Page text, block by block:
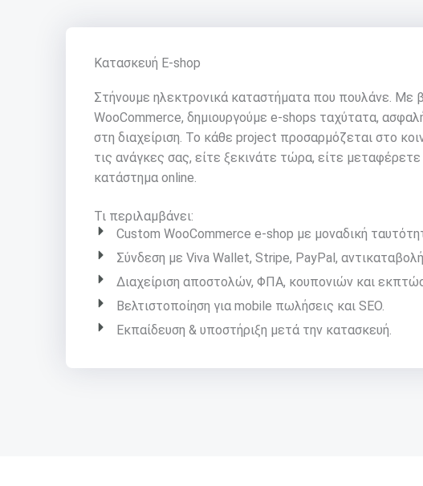
Κατασκευή E-shop
Στήνουμε ηλεκτρονικά καταστήματα που πουλάνε. Με
WooCommerce, δημιουργούμε e-shops ταχύτατα,
στη διαχείριση. Το κάθε project προσαρμόζεται στο
τις ανάγκες σας, είτε ξεκινάτε τώρα, είτε
κατάστημα online.
Τι περιλαμβάνει:
Custom WooCommerce e-shop με μοναδική
Σύνδεση με Viva Wallet, Stripe, PayPal,
Διαχείριση αποστολών, ΦΠΑ, κουπονιών και
Βελτιστοποίηση για mobile πωλήσεις και SEO.
Εκπαίδευση & υποστήριξη μετά την κατασκευή.